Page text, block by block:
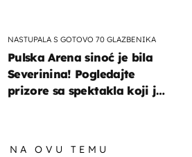
NASTUPALA S GOTOVO 70 GLAZBENIKA
Pulska Arena sinoć je bila
Severinina! Pogledajte
prizore sa spektakla koji je
NA OVU TEMU